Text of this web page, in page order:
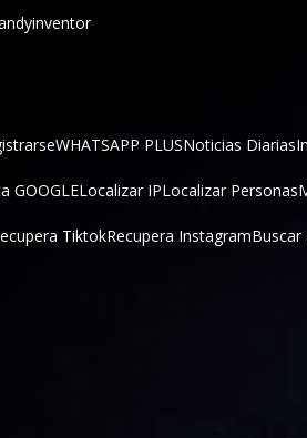
WHATSAPP PLUSNoticias Diarias
GOOGLELocalizar IPLocalizar Personas
TiktokRecupera InstagramBuscar